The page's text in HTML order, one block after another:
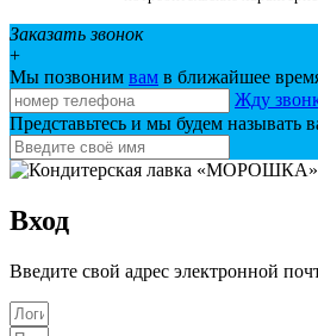
Заказать звонок
+
Мы позвоним вам в ближайшее
Жду
Представьтесь и мы будем называть
Вход
Введите свой адрес электронной